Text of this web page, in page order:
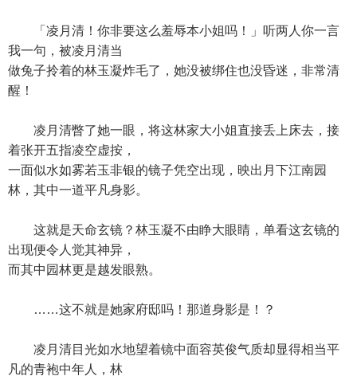
「凌月清！你非要这么羞辱本小姐吗！」听两人你一言
我一句，被凌月清当
做兔子拎着的林玉凝炸毛了，她没被绑住也没昏迷，非常清
醒！
凌月清瞥了她一眼，将这林家大小姐直接丢上床去，接
着张开五指凌空虚按，
一面似水如雾若玉非银的镜子凭空出现，映出月下江南园
林，其中一道平凡身影。
这就是天命玄镜？林玉凝不由睁大眼睛，单看这玄镜的
出现便令人觉其神异，
而其中园林更是越发眼熟。
……这不就是她家府邸吗！那道身影是！？
凌月清目光如水地望着镜中面容英俊气质却显得相当平
凡的青袍中年人，林